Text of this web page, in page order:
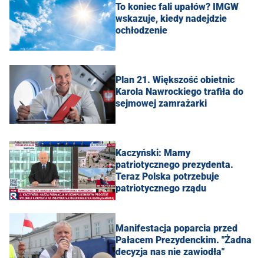
To koniec fali upałów? IMGW
wskazuje, kiedy nadejdzie
ochłodzenie
Plan 21. Większość obietnic
Karola Nawrockiego trafiła do
sejmowej zamrażarki
Kaczyński: Mamy
patriotycznego prezydenta.
Teraz Polska potrzebuje
patriotycznego rządu
Manifestacja poparcia przed
Pałacem Prezydenckim. "Żadna
decyzja nas nie zawiodła"